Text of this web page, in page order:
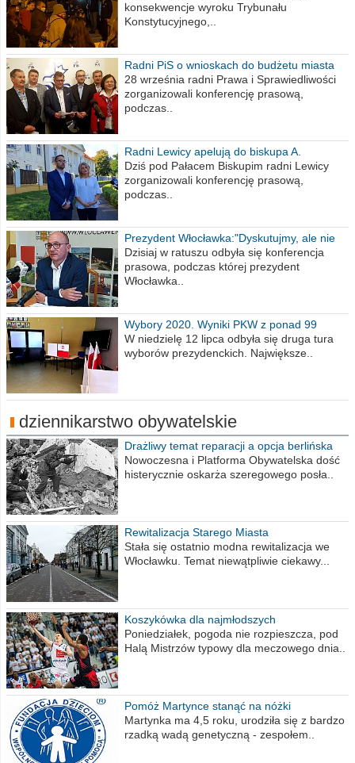
konsekwencje wyroku Trybunału
Konstytucyjnego,..
Radni PiS o wnioskach do budżetu miasta
na 2021 rok
28 września radni Prawa i Sprawiedliwości
zorganizowali konferencję prasową,
podczas..
Radni Lewicy apelują do biskupa A.
Wiesława Meringa
Dziś pod Pałacem Biskupim radni Lewicy
zorganizowali konferencję prasową,
podczas..
Prezydent Włocławka:"Dyskutujmy, ale nie
obrażajmy się”
Dzisiaj w ratuszu odbyła się konferencja
prasowa, podczas której prezydent
Włocławka..
Wybory 2020. Wyniki PKW z ponad 99
procent obwodów
W niedzielę 12 lipca odbyła się druga tura
wyborów prezydenckich. Największe..
dziennikarstwo obywatelskie
Drażliwy temat reparacji a opcja berlińska
Nowoczesna i Platforma Obywatelska dość
histerycznie oskarża szeregowego posła..
Rewitalizacja Starego Miasta
Stała się ostatnio modna rewitalizacja we
Włocławku. Temat niewątpliwie ciekawy...
Koszykówka dla najmłodszych
Poniedziałek, pogoda nie rozpieszcza, pod
Halą Mistrzów typowy dla meczowego dnia..
Pomóż Martynce stanąć na nóżki
Martynka ma 4,5 roku, urodziła się z bardzo
rzadką wadą genetyczną - zespołem..